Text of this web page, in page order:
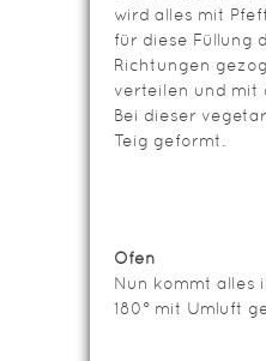
wird alles mit
für diese Füllung
Richtungen
verteilen und mit
Bei dieser
Teig geformt.
Ofen
Nun kommt alles
180° mit Umluft